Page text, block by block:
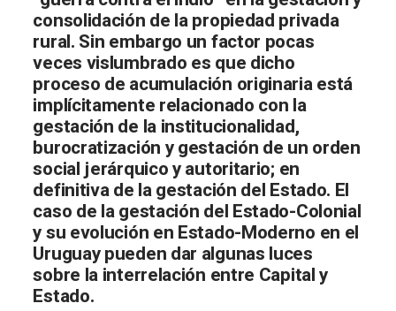
consolidación de la propiedad privada
rural. Sin embargo un factor pocas
veces vislumbrado es que dicho
proceso de acumulación originaria está
implícitamente relacionado con la
gestación de la institucionalidad,
burocratización y gestación de un orden
social jerárquico y autoritario; en
definitiva de la gestación del Estado. El
caso de la gestación del Estado-Colonial
y su evolución en Estado-Moderno en el
Uruguay pueden dar algunas luces
sobre la interrelación entre Capital y
Estado.